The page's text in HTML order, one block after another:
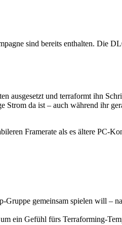
sind bereits enthalten. Die
ausgesetzt und terraformt ihn
Strom da ist – auch während ihr
Framerate als es ältere PC-
gemeinsam spielen will –
ein Gefühl fürs Terraforming-